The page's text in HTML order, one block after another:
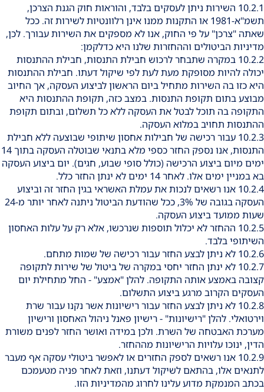
10.2.1 השירות ניתן לעסקים בלבד, והוראות חוק הגנת הצרכן,
תשמ"א-1981 או התקנות ממנו אינן רלוונטיות לשירות זה. ככל
שאתה "צרכן" על פי החוק, אנו לא מספקים את השירות עבורך. לכן,
מדיניות הביטולים וההחזרות שלנו היא כדלקמן:
10.2.2 במקרה שתבחר לרכוש חבילת התנסות, חבילת ההתנסות
יכולה להיות מסופקת מעת לעת לפי שיקול דעתו. חבילת ההתנסות
היא כזו בה השירות מתחיל ביום הראשון לביצוע העסקה, אך החיוב
מבוצע בתום תקופת התנסות. במצב כזה, תקופת ההתנסות היא
התקופה בה תוכל לבטל את העסקה ללא כל תשלום, ובתום תקופת
ההתנסות תחויב במלוא העסקה.
10.2.3 עבור רכישה של חבילות אחסון שיתופי שבוצעה ללא חבילת
התנסות, אנו נספק החזר כספי מלא בתנאי שבוטלה העסקה בתוך 14
ימים מיום ביצוע הרכישה (כולל סופי שבוע, חגים). יום ביצוע העסקה
בא במניין ימים אלו. לאחר 14 ימים לא ינתן החזר כלל.
10.2.4 אנו רשאים לנכות את עמלת האשראי בגין החזר זה וביצוע
העסקה בגובה של 3%, ככל שהודעת הביטול ניתנה לאחר יותר מ-24
שעות ממועד ביצוע העסקה.
10.2.5 ההחזר לא יכלול תוספות שנרכשו, אלא רק על עלות האחסון
השיתופי בלבד.
10.2.6 לא ניתן לבצע החזר עבור רכישה של שמות מתחם.
10.2.7 לא ינתן החזר יחסי במקרה של ביטול של שירות לתקופה
קצובה באמצע אותה התקופה. להלן "אמצע" - החל מתחילת יום
העסקים הקרוב מרגע ביצוע התשלום.
10.2.8 לא ניתן לבצע החזר עבור רישיונות אשר נקנו עבור שרת
וירטואלי. להלן "רישיונות" - רישיון פאנל ניהול האחסון ורישיון
מערכת האבטחה של השרת. ולכן במידה ואושר החזר לפנים משורת
הדין, ינוכו עלויות הרישיונות מההחזר.
10.2.9 אנו רשאים לספק החזרים או לאפשר ביטולי עסקה אף מעבר
לתנאים אלו, בהתאם לשיקול דעתנו, וזאת לאחר פניה מטעמכם
בכתב המנמקת מדוע עלינו לחרוג מהמדיניות הזו.